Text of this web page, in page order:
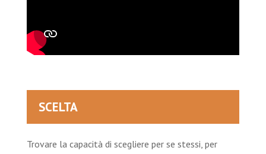
SCELTA
Trovare la capacità di scegliere per se stessi, per